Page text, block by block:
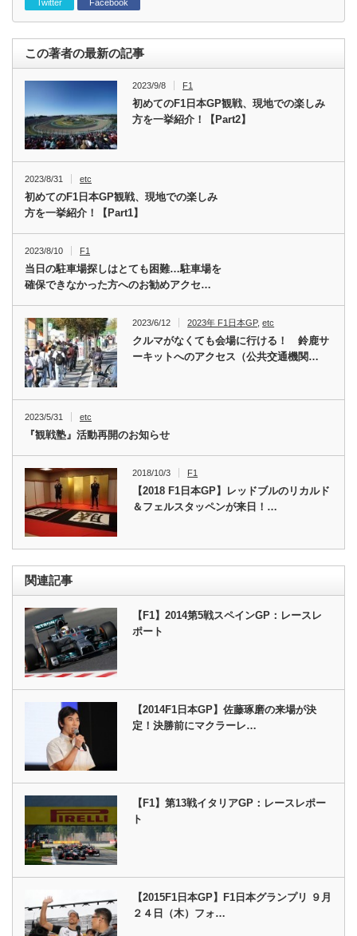
Twitter Facebook
この著者の最新の記事
2023/9/8 F1
初めてのF1日本GP観戦、現地での楽しみ
方を一挙紹介！【Part2】
2023/8/31 etc
初めてのF1日本GP観戦、現地での楽しみ
方を一挙紹介！【Part1】
2023/8/10 F1
当日の駐車場探しはとても困難…駐車場を
確保できなかった方へのお勧めアクセ…
2023/6/12 2023年 F1日本GP,etc
クルマがなくても会場に行ける！ 鈴鹿サ
ーキットへのアクセス（公共交通機関…
2023/5/31 etc
『観戦塾』活動再開のお知らせ
2018/10/3 F1
【2018 F1日本GP】レッドブルのリカルド
＆フェルスタッペンが来日！…
関連記事
【F1】2014第5戦スペインGP：レースレ
ポート
【2014F1日本GP】佐藤琢磨の来場が決
定！決勝前にマクラーレ…
【F1】第13戦イタリアGP：レースレポー
ト
【2015F1日本GP】F1日本グランプリ ９月
２４日（木）フォ…